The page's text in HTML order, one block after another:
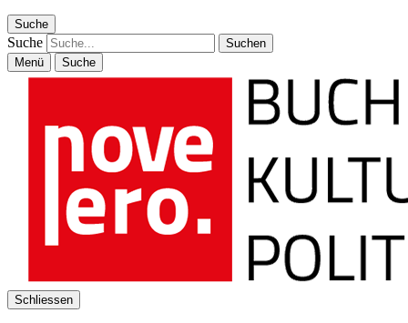
Suche
Suche
Menü Suche
Schliessen